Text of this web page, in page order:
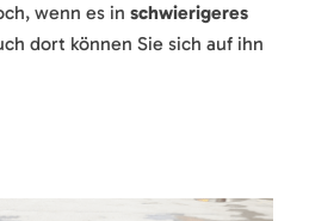
wenn es in schwierigeres
dort können Sie sich auf ihn